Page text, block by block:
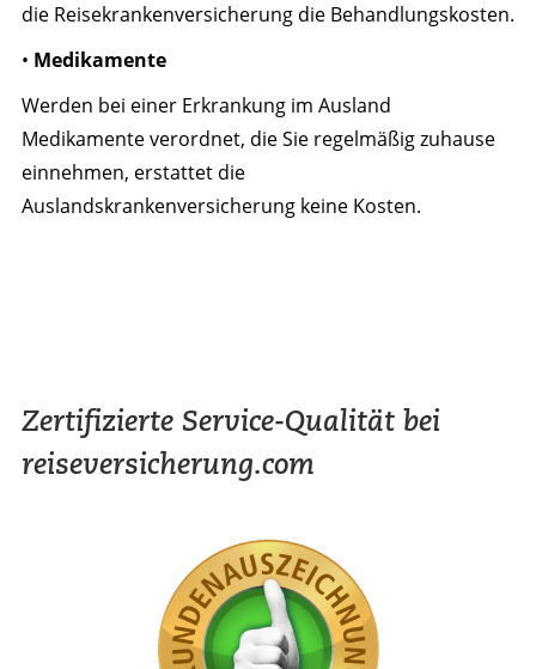
die Reisekrankenversicherung die Behandlungskosten.
• Medikamente
Werden bei einer Erkrankung im Ausland
Medikamente verordnet, die Sie regelmäßig zuhause
einnehmen, erstattet die
Auslandskrankenversicherung keine Kosten.
Zertifizierte Service-Qualität bei
reiseversicherung.com